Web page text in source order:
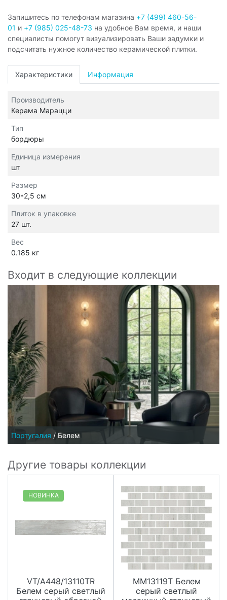
Запишитесь по телефонам магазина +7 (499) 460-56-
01 и +7 (985) 025-48-73 на удобное Вам время, и наши
специалисты помогут визуализировать Ваши задумки и
подсчитать нужное количество керамической плитки.
Характеристики Информация
Производитель
Керама Марацци
Тип
бордюры
Единица измерения
шт
Размер
30*2,5 см
Плиток в упаковке
27 шт.
Вес
0.185 кг
Входит в следующие коллекции
Португалия / Белем
Другие товары коллекции
НОВИНКА
VT/A448/13110TR
Белем серый светлый
MM13119T Белем
серый светлый